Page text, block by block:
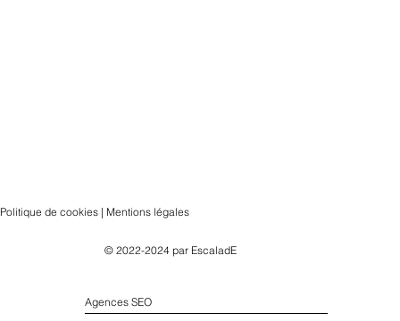
Politique de cookies | Mentions légales
© 2022-2024 par EscaladE
Agences SEO